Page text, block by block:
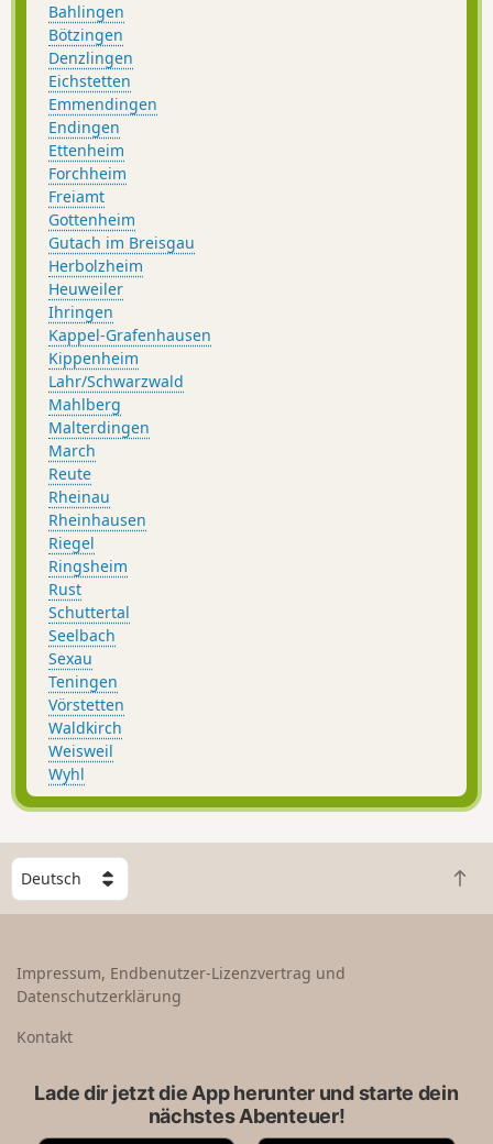
Bahlingen
Bötzingen
Denzlingen
Eichstetten
Emmendingen
Endingen
Ettenheim
Forchheim
Freiamt
Gottenheim
Gutach im Breisgau
Herbolzheim
Heuweiler
Ihringen
Kappel-Grafenhausen
Kippenheim
Lahr/Schwarzwald
Mahlberg
Malterdingen
March
Reute
Rheinau
Rheinhausen
Riegel
Ringsheim
Rust
Schuttertal
Seelbach
Sexau
Teningen
Vörstetten
Waldkirch
Weisweil
Wyhl
W
ä
h
e
n
Z
u
Impressum, Endbenutzer-Lizenzvertrag und
Datenschutzerklärung
Kontakt
Lade dir jetzt die App herunter und starte dein
nächstes Abenteuer!